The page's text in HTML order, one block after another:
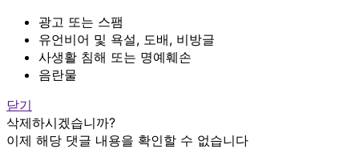
광고 또는 스팸
유언비어 및 욕설, 도배, 비방글
사생활 침해 또는 명예훼손
음란물
닫기
삭제하시겠습니까?
이제 해당 댓글 내용을 확인할 수 없습니다